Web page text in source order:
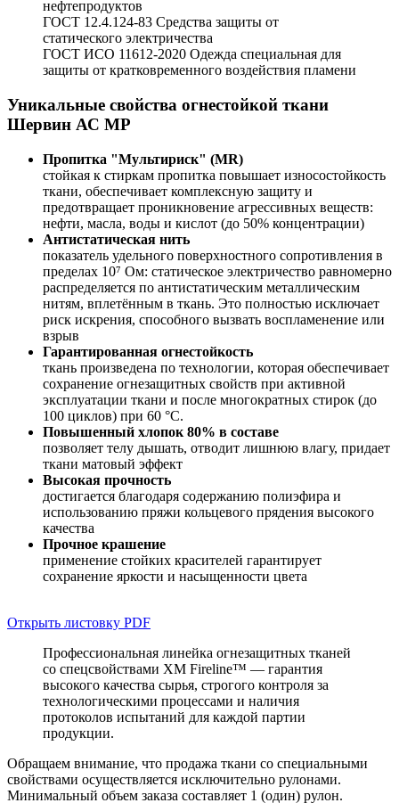
нефтепродуктов
ГОСТ 12.4.124-83 Средства защиты от
статического электричества
ГОСТ ИСО 11612-2020 Одежда специальная для
защиты от кратковременного воздействия пламени
Уникальные свойства огнестойкой ткани
Шервин АС МР
Пропитка "Мультириск" (MR)
стойкая к стиркам пропитка повышает износостойкость
ткани, обеспечивает комплексную защиту и
предотвращает проникновение агрессивных веществ:
нефти, масла, воды и кислот (до 50% концентрации)
Антистатическая нить
показатель удельного поверхностного сопротивления в
пределах 10⁷ Ом: статическое электричество равномерно
распределяется по антистатическим металлическим
нитям, вплетённым в ткань. Это полностью исключает
риск искрения, способного вызвать воспламенение или
взрыв
Гарантированная огнестойкость
ткань произведена по технологии, которая обеспечивает
сохранение огнезащитных свойств при активной
эксплуатации ткани и после многократных стирок (до
100 циклов) при 60 °C.
Повышенный хлопок 80% в составе
позволяет телу дышать, отводит лишнюю влагу, придает
ткани матовый эффект
Высокая прочность
достигается благодаря содержанию полиэфира и
использованию пряжи кольцевого прядения высокого
качества
Прочное крашение
применение стойких красителей гарантирует
сохранение яркости и насыщенности цвета
Открыть листовку PDF
Профессиональная линейка огнезащитных тканей
со спецсвойствами XM Fireline™ — гарантия
высокого качества сырья, строгого контроля за
технологическими процессами и наличия
протоколов испытаний для каждой партии
продукции.
Обращаем внимание, что продажа ткани со специальными
свойствами осуществляется исключительно рулонами.
Минимальный объем заказа составляет 1 (один) рулон.